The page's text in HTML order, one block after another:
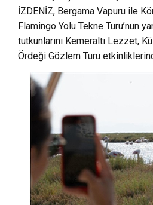
İZDENİZ, Bergama Vapuru ile
Flamingo Yolu Tekne Turu’nun
tutkunlarını Kemeraltı Lezzet,
Ördeği Gözlem Turu